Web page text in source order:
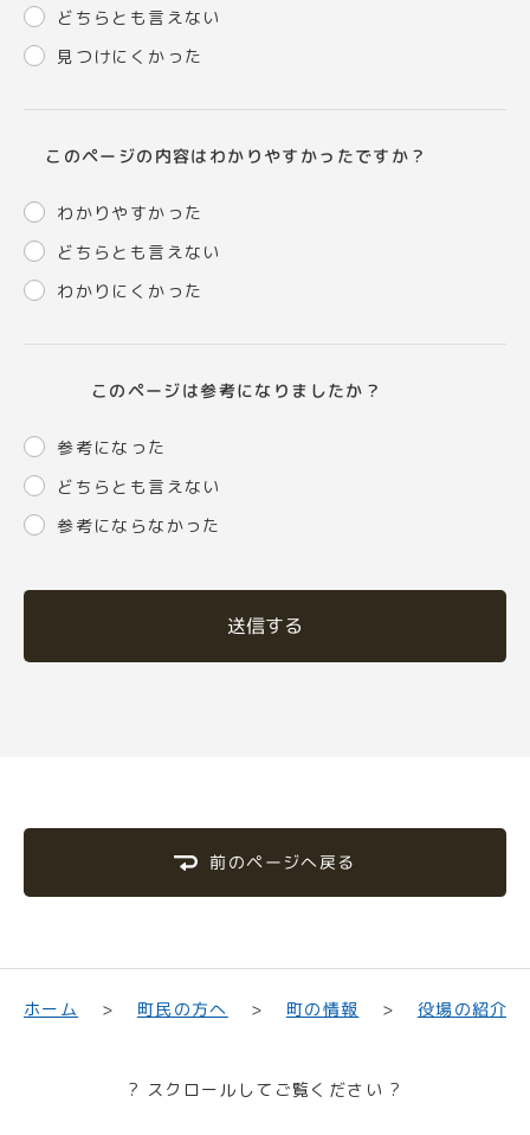
どちらとも言えない
見つけにくかった
このページの内容はわかりやすかったですか？
わかりやすかった
どちらとも言えない
わかりにくかった
このページは参考になりましたか？
参考になった
どちらとも言えない
参考にならなかった
送信する
前のページへ戻る
ホーム 町民の方へ 町の情報 役場の紹介
? スクロールしてご覧ください ?